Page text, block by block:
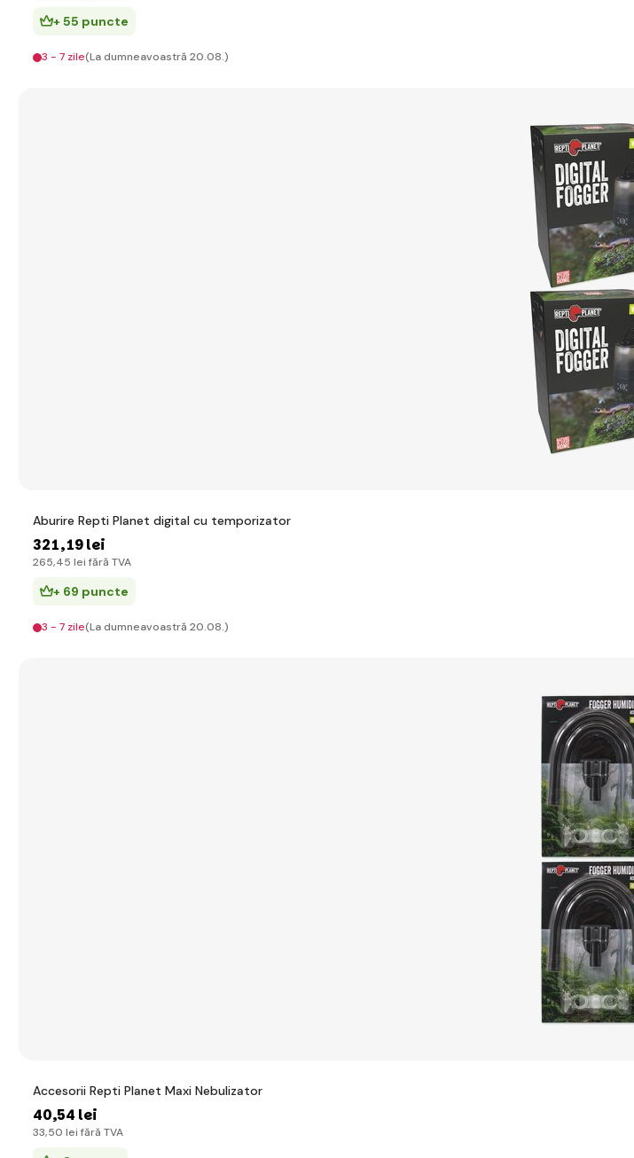
+ 55 puncte
3 - 7 zile(La dumneavoastră 20.08.)
Aburire Repti Planet digital cu temporizator
321,19 lei
265,45 lei fără TVA
+ 69 puncte
3 - 7 zile(La dumneavoastră 20.08.)
Accesorii Repti Planet Maxi Nebulizator
40,54 lei
33,50 lei fără TVA